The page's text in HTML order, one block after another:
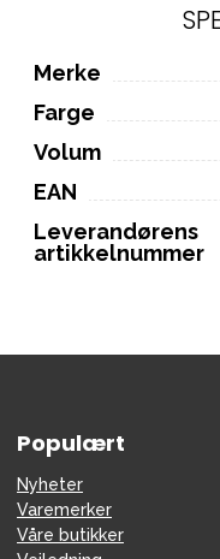
Merke
Farge
Volum
EAN
Leverandørens
artikkelnummer
Populært
Nyheter
Varemerker
Våre butikker